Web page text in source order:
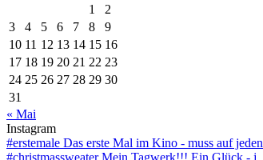
1
2
3
4 5 6 7 8
9
10 11 12 13 14 15 16
17 18 19 20 21 22 23
24 25 26 27 28 29 30
31
« Mai
Instagram
#erstemale Das erste Mal im Kino - muss auf jeden